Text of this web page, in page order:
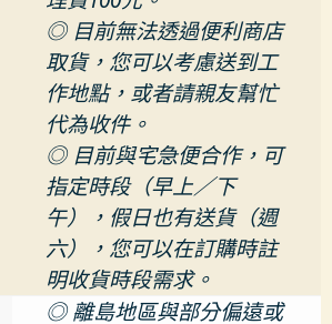
◎ 目前無法透過便利商店
取貨，您可以考慮送到工
作地點，或者請親友幫忙
代為收件。
◎ 目前與宅急便合作，可
指定時段（早上／下
午），假日也有送貨（週
六），您可以在訂購時註
明收貨時段需求。
◎ 離島地區與部分偏遠或